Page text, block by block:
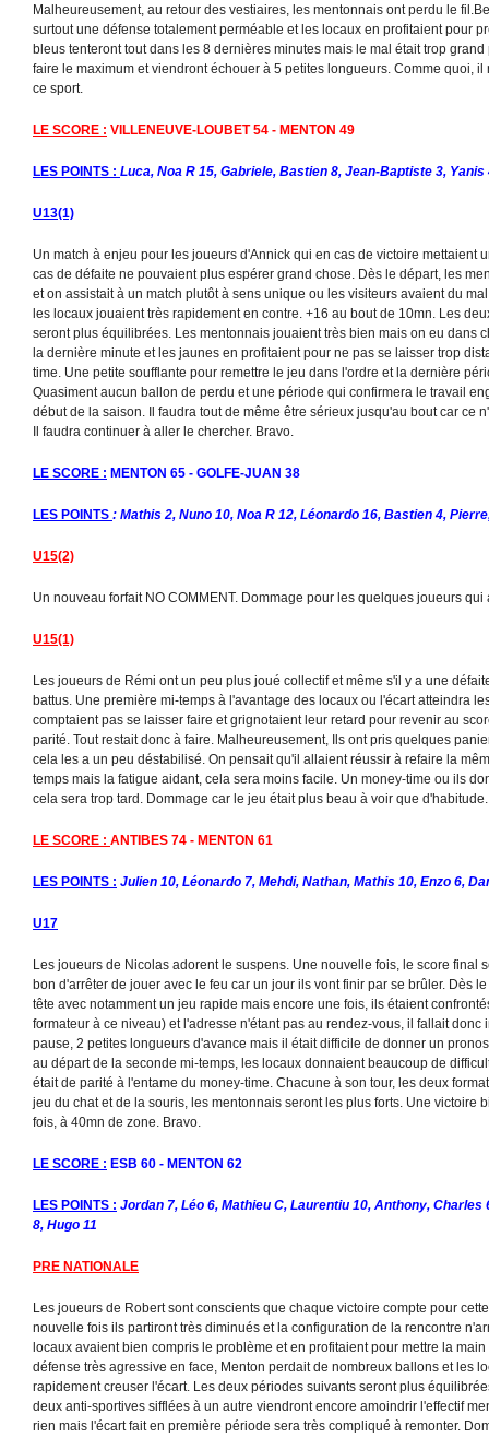
Malheureusement, au retour des vestiaires, les mentonnais ont perdu le
surtout une défense totalement perméable et les locaux en profitaient pour
bleus tenteront tout dans les 8 dernières minutes mais le mal était trop
faire le maximum et viendront échouer à 5 petites longueurs. Comme quoi,
ce sport.
LE SCORE : VILLENEUVE-LOUBET 54 - MENTON 49
LES POINTS : Luca, Noa R 15, Gabriele, Bastien 8, Jean-Baptiste 3, Yanis
U13(1)
Un match à enjeu pour les joueurs d'Annick qui en cas de victoire mettaient
cas de défaite ne pouvaient plus espérer grand chose. Dès le départ, les
et on assistait à un match plutôt à sens unique ou les visiteurs avaient du
les locaux jouaient très rapidement en contre. +16 au bout de 10mn. Les
seront plus équilibrées. Les mentonnais jouaient très bien mais on eu dans
la dernière minute et les jaunes en profitaient pour ne pas se laisser trop
time. Une petite soufflante pour remettre le jeu dans l'ordre et la dernière
Quasiment aucun ballon de perdu et une période qui confirmera le travail
début de la saison. Il faudra tout de même être sérieux jusqu'au bout car ce
Il faudra continuer à aller le chercher. Bravo.
LE SCORE : MENTON 65 - GOLFE-JUAN 38
LES POINTS : Mathis 2, Nuno 10, Noa R 12, Léonardo 16, Bastien 4,
U15(2)
Un nouveau forfait NO COMMENT. Dommage pour les quelques joueurs qui
U15(1)
Les joueurs de Rémi ont un peu plus joué collectif et même s'il y a une
battus. Une première mi-temps à l'avantage des locaux ou l'écart atteindra
comptaient pas se laisser faire et grignotaient leur retard pour revenir au
parité. Tout restait donc à faire. Malheureusement, Ils ont pris quelques
cela les a un peu déstabilisé. On pensait qu'il allaient réussir à refaire la
temps mais la fatigue aidant, cela sera moins facile. Un money-time ou ils
cela sera trop tard. Dommage car le jeu était plus beau à voir que d'habitude.
LE SCORE : ANTIBES 74 - MENTON 61
LES POINTS : Julien 10, Léonardo 7, Mehdi, Nathan, Mathis 10, Enzo 6,
U17
Les joueurs de Nicolas adorent le suspens. Une nouvelle fois, le score final
bon d'arrêter de jouer avec le feu car un jour ils vont finir par se brûler. Dès
tête avec notamment un jeu rapide mais encore une fois, ils étaient
formateur à ce niveau) et l'adresse n'étant pas au rendez-vous, il fallait donc
pause, 2 petites longueurs d'avance mais il était difficile de donner un
au départ de la seconde mi-temps, les locaux donnaient beaucoup de
était de parité à l'entame du money-time. Chacune à son tour, les deux
jeu du chat et de la souris, les mentonnais seront les plus forts. Une victoire
fois, à 40mn de zone. Bravo.
LE SCORE : ESB 60 - MENTON 62
LES POINTS : Jordan 7, Léo 6, Mathieu C, Laurentiu 10, Anthony, Charles
8, Hugo 11
PRE NATIONALE
Les joueurs de Robert sont conscients que chaque victoire compte pour
nouvelle fois ils partiront très diminués et la configuration de la rencontre
locaux avaient bien compris le problème et en profitaient pour mettre la
défense très agressive en face, Menton perdait de nombreux ballons et les
rapidement creuser l'écart. Les deux périodes suivants seront plus
deux anti-sportives sifflées à un autre viendront encore amoindrir l'effectif
rien mais l'écart fait en première période sera très compliqué à remonter.